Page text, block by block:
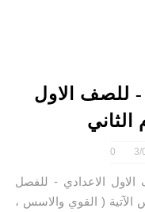
- للصف الاول
الثاني
3/
0
الاعدادي - للفصل
الآتية ( القوي والاسس ،